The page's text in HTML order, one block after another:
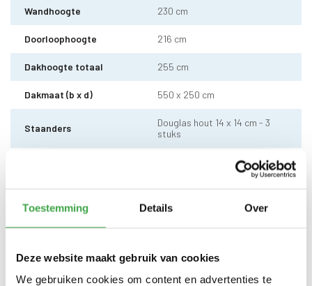
Toestemming Details Over
Deze website maakt gebruik van cookies
We gebruiken cookies om content en advertenties te
Wandhoogte 230 cm
Doorloophoogte 216 cm
Dakhoogte totaal 255 cm
Dakmaat (b x d) 550 x 250 cm
Staanders
Douglas hout 14 x 14 cm - 3
stuks
Douglas hout 14 x 14 cm
Wandbekleding